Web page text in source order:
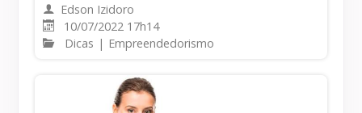
Edson Izidoro
10/07/2022 17h14
Dicas | Empreendedorismo